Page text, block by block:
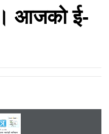
आजको ई-